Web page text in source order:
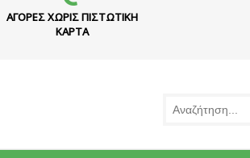
ΑΓΟΡΕΣ ΧΩΡΙΣ ΠΙΣΤΩΤΙΚΗ
ΚΑΡΤΑ